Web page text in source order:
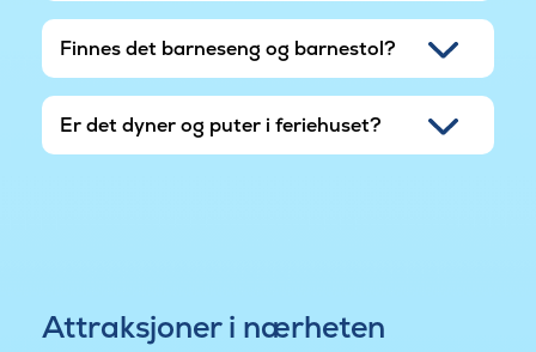
Finnes det barneseng og barnestol?
Er det dyner og puter i feriehuset?
Attraksjoner i nærheten